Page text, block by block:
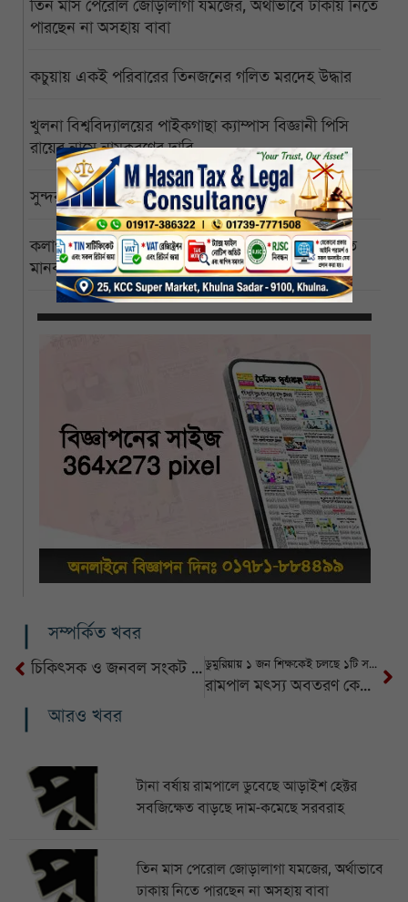
তিন মাস পেরোল জোড়ালাগা যমজের, অর্থাভাবে ঢাকায় নিতে
পারছেন না অসহায় বাবা
কচুয়ায় একই পরিবারের তিনজনের গলিত মরদেহ উদ্ধার
খুলনা বিশ্ববিদ্যালয়ের পাইকগাছা ক্যাম্পাস বিজ্ঞানী পিসি
রায়ের নামে নামকরণের দাবি
সুন্দরবনে ইতিবাচক বার্তা, বাঘের সংখ্যা বেড়ে ১২৫
কলাপাড়া পৌরসভাকে সোলারের আওতায় আনার দাবিতে
মানববন্ধন
সম্পর্কিত খবর
চিকিৎসক ও জনবল সংকট চিতলমারী হাসপাতালই এখন রোগী ডুমুরিয়ায় ১ জন শিক্ষকেই চলছে ১টি সরকারি বিদ্যালয়
রামপাল মৎস্য অবতরণ কেন্দ্রে দীর্ঘ ৮বছর মাছ ক্রয় বিক্রয় বন্ধ
আরও খবর
টানা বর্ষায় রামপালে ডুবেছে আড়াইশ হেক্টর
সবজিক্ষেত বাড়ছে দাম-কমেছে সরবরাহ
তিন মাস পেরোল জোড়ালাগা যমজের, অর্থাভাবে
ঢাকায় নিতে পারছেন না অসহায় বাবা